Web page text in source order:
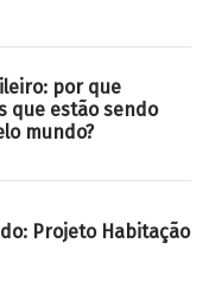
por que
que estão sendo
mundo?
Projeto Habitação